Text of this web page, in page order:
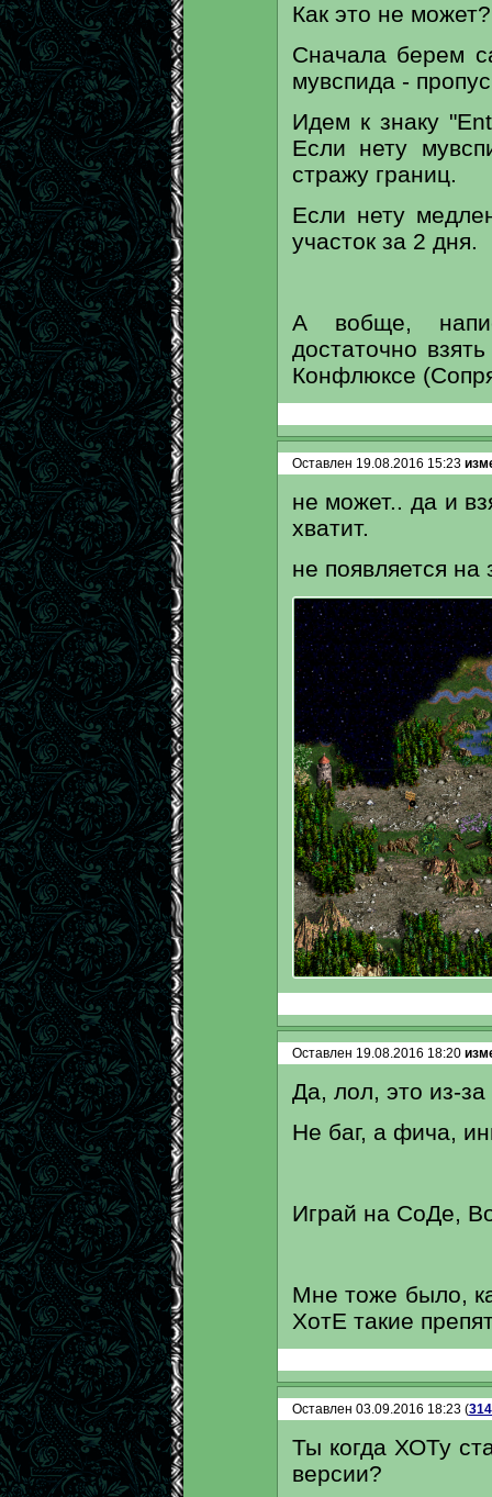
Как это не может?
Сначала берем
мувспида -
Идем к знаку
Если нету
стражу границ.
Если нету
участок за 2 дня.
А вобще,
достаточно
Конфлюксе
Оставлен 19.08.2016 15:23
не может.. да и
хватит.
не появляется на
Оставлен 19.08.2016 18:20
Да, лол, это из-
Не баг, а фича,
Играй на СоДе,
Мне тоже было,
ХотЕ такие
Оставлен 03.09.2016 18:23 (
Ты когда ХОТу
версии?